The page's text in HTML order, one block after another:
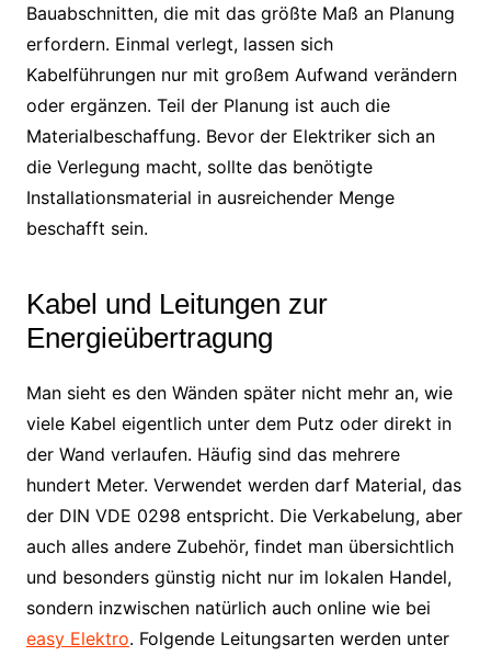
Bauabschnitten, die mit das größte Maß an Planung
erfordern. Einmal verlegt, lassen sich
Kabelführungen nur mit großem Aufwand verändern
oder ergänzen. Teil der Planung ist auch die
Materialbeschaffung. Bevor der Elektriker sich an
die Verlegung macht, sollte das benötigte
Installationsmaterial in ausreichender Menge
beschafft sein.
Kabel und Leitungen zur
Energieübertragung
Man sieht es den Wänden später nicht mehr an, wie
viele Kabel eigentlich unter dem Putz oder direkt in
der Wand verlaufen. Häufig sind das mehrere
hundert Meter. Verwendet werden darf Material, das
der DIN VDE 0298 entspricht. Die Verkabelung, aber
auch alles andere Zubehör, findet man übersichtlich
und besonders günstig nicht nur im lokalen Handel,
sondern inzwischen natürlich auch online wie bei
easy Elektro. Folgende Leitungsarten werden unter